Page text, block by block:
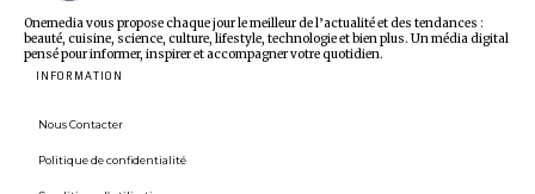
Onemedia vous propose chaque jour le meilleur de l’actualité et des tendances :
beauté, cuisine, science, culture, lifestyle, technologie et bien plus. Un média digital
pensé pour informer, inspirer et accompagner votre quotidien.
INFORMATION
Nous Contacter
Politique de confidentialité